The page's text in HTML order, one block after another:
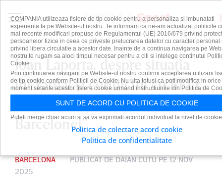
Joan Laporta, despre situaţia
lui Yamal şi conflictul cu RFEF.
”Acţionăm în interesul
Barcelonei”
BARCELONA PUBLICAT DEDAIAN CUTUPE 12 NOV
2025
COMPANIA utilizeaza fisiere de tip cookie pentru a personaliza si imbunatati
experienta ta pe Website-ul nostru. Te informam ca ne-am actualizat politicile
mai recente modificari propuse de Regulamentul (UE) 2016/679 privind
persoanelor fizice in ceea ce priveste prelucrarea datelor cu caracter personal
privind libera circulatie a acestor date. Inainte de a continua navigarea pe
nostru te rugam sa aloci timpul necesar pentru a citi si intelege continutul
Cookie.
Prin continuarea navigarii pe Website-ul nostru confirmi acceptarea utilizarii
de tip cookie conform Politicii de Cookie. Nu uita totusi ca poti modifica in orice
moment setarile acestor fisiere cookie urmand instructiunile din Politica de
SUNT DE ACORD CU POLITICA DE COOKIE
Puteti merge chiar acum si sa va exprimati acordul individual la nivel de
Politica de colectare acord cookie
Politica de confidentialitate